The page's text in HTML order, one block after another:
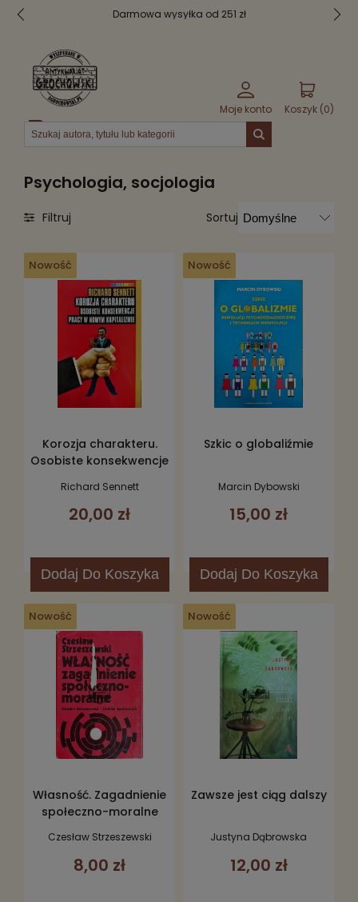
Bezpieczne pakowanie
Moje konto Koszyk (0)
Menu
Psychologia, socjologia
Sortuj
Filtruj
Korozja charakteru.
Osobiste konsekwencje
kapitaliźmie
Richard Sennett
20,00 zł
Dodaj Do Koszyka
Nowość
Szkic o globaliźmie
Marcin Dybowski
15,00 zł
Dodaj Do Koszyka
Nowość
Własność. Zagadnienie
społeczno-moralne
Czesław Strzeszewski
8,00 zł
Nowość
Zawsze jest ciąg dalszy
Justyna Dąbrowska
12,00 zł
Nowość